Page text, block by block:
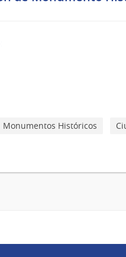
Monumentos Históricos